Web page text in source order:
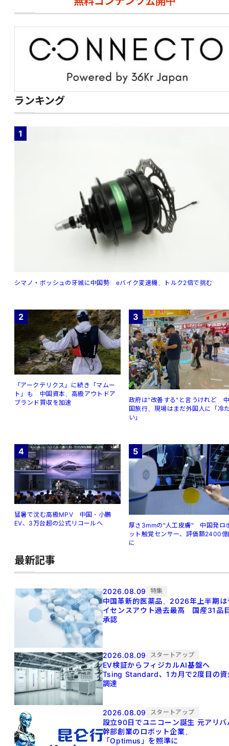
ランキング
1
シマノ・ボッシュの牙城に中国勢 eバイク変速機、トルク2倍で挑む
2
「アークテリクス」に続き「マムー
ト」も 中国資本、高級アウトドア
ブランド買収を加速
3
政府は"改善する"と言うけれど
国旅行、現場はまだ外国人に「冷
い」
4
猛暑で沈む高級MPV 中国・小鵬
EV、3万台超の公式リコールへ
5
厚さ3mmの"人工皮膚" 中国発ロ
ット触覚センサー、評価額2400
に
最新記事
2026.08.09 特集
中国革新的医薬品、2026年上半期は
イセンスアウト過去最高 国産31品
承認
2026.08.09 スタートアップ
EV検証からフィジカルAI基盤へ
Tsing Standard、1カ月で2度目の資
調達
2026.08.09 スタートアップ
設立90日でユニコーン誕生 元アリババ
幹部創業のロボット企業、
「Optimus」を照準に